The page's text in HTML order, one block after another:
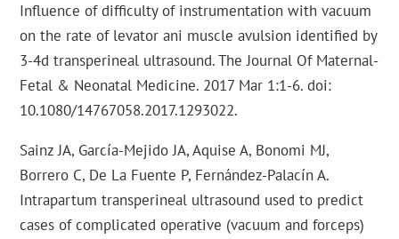
Influence of difficulty of instrumentation with vacuum
on the rate of levator ani muscle avulsion identified by
3-4d transperineal ultrasound. The Journal Of Maternal-
Fetal & Neonatal Medicine. 2017 Mar 1:1-6. doi:
10.1080/14767058.2017.1293022.
Sainz JA, García-Mejido JA, Aquise A, Bonomi MJ,
Borrero C, De La Fuente P, Fernández-Palacín A.
Intrapartum transperineal ultrasound used to predict
cases of complicated operative (vacuum and forceps)